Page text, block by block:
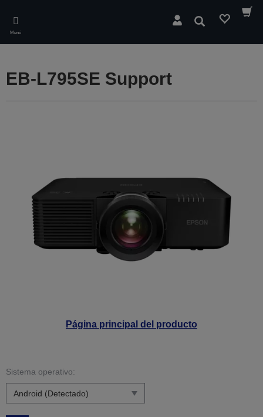
main
content
Menú
Buscar
Página principal del producto
EB-L795SE Support
Sistema operativo: